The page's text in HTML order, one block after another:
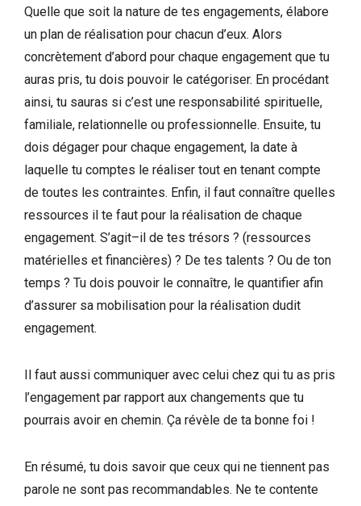
Quelle que soit la nature de tes engagements, élabore
un plan de réalisation pour chacun d’eux. Alors
concrètement d’abord pour chaque engagement que tu
auras pris, tu dois pouvoir le catégoriser. En procédant
ainsi, tu sauras si c’est une responsabilité spirituelle,
familiale, relationnelle ou professionnelle. Ensuite, tu
dois dégager pour chaque engagement, la date à
laquelle tu comptes le réaliser tout en tenant compte
de toutes les contraintes. Enfin, il faut connaître quelles
ressources il te faut pour la réalisation de chaque
engagement. S’agit–il de tes trésors ? (ressources
matérielles et financières) ? De tes talents ? Ou de ton
temps ? Tu dois pouvoir le connaître, le quantifier afin
d’assurer sa mobilisation pour la réalisation dudit
engagement.
Il faut aussi communiquer avec celui chez qui tu as pris
l’engagement par rapport aux changements que tu
pourrais avoir en chemin. Ça révèle de ta bonne foi !
En résumé, tu dois savoir que ceux qui ne tiennent pas
parole ne sont pas recommandables. Ne te contente